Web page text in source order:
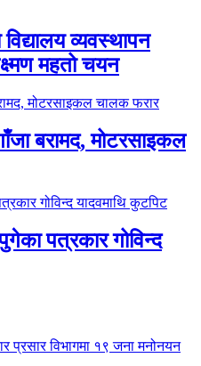
व्यवस्थापन
महतो चयन
बरामद, मोटरसाइकल
पत्रकार गोविन्द